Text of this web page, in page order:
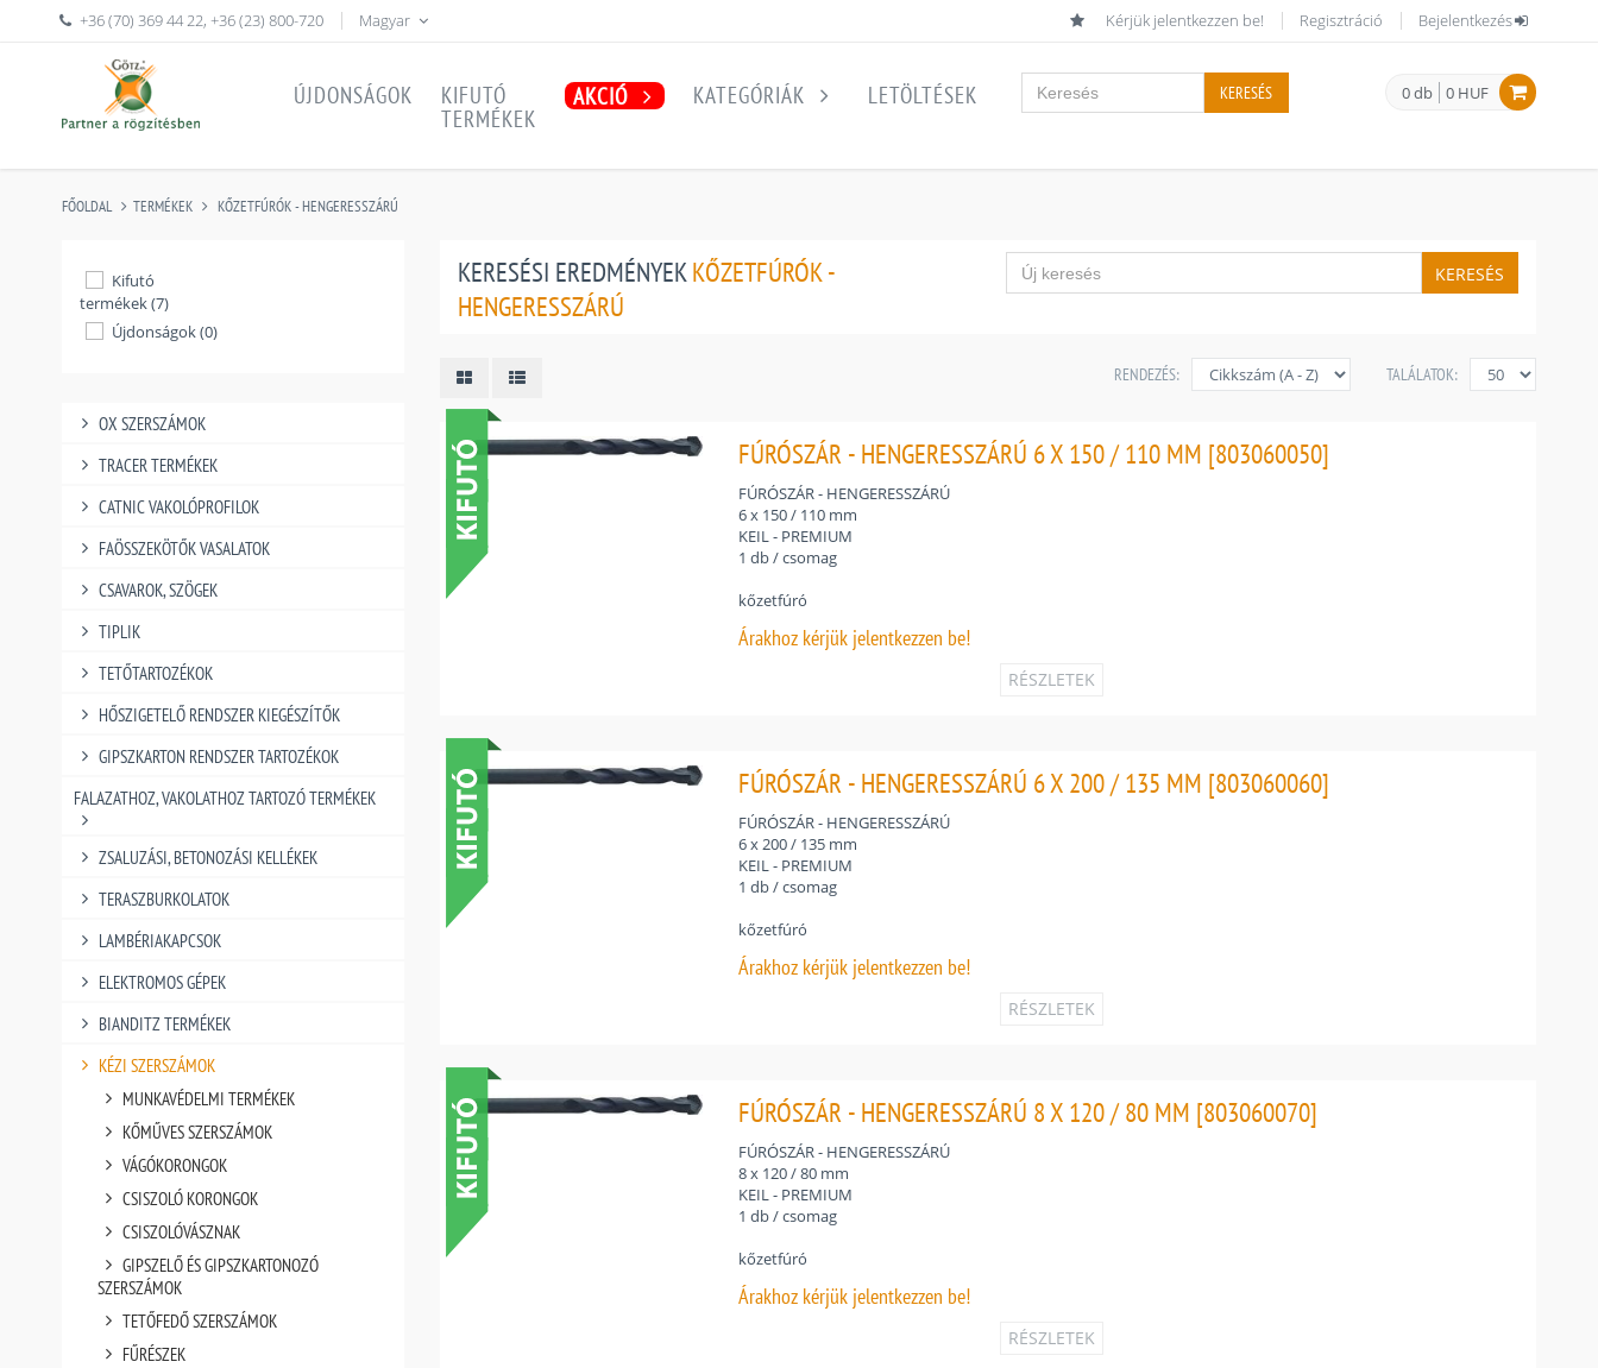
+36 (70) 369 44 22,+36 (23) 800-720 Magyar Kérjük jelentkezzen be! Regisztráció Bejelentkezés
0 db 0 HUF
ÚJDONSÁGOK
KIFUTÓ
TERMÉKEK
AKCIÓ KATEGÓRIÁK LETÖLTÉSEK KERESÉS
FŐOLDAL TERMÉKEK KŐZETFÚRÓK - HENGERESSZÁRÚ
Kifutó
termékek (7)
Újdonságok (0)
OX SZERSZÁMOK
TRACER TERMÉKEK
CATNIC VAKOLÓPROFILOK
FAÖSSZEKÖTŐK VASALATOK
CSAVAROK, SZÖGEK
TIPLIK
TETŐTARTOZÉKOK
HŐSZIGETELŐ RENDSZER KIEGÉSZÍTŐK
GIPSZKARTON RENDSZER TARTOZÉKOK
FALAZATHOZ, VAKOLATHOZ TARTOZÓ TERMÉKEK
ZSALUZÁSI, BETONOZÁSI KELLÉKEK
TERASZBURKOLATOK
LAMBÉRIAKAPCSOK
ELEKTROMOS GÉPEK
BIANDITZ TERMÉKEK
KÉZI SZERSZÁMOK
MUNKAVÉDELMI TERMÉKEK
KŐMŰVES SZERSZÁMOK
VÁGÓKORONGOK
CSISZOLÓ KORONGOK
CSISZOLÓVÁSZNAK
GIPSZELŐ ÉS GIPSZKARTONOZÓ
SZERSZÁMOK
TETŐFEDŐ SZERSZÁMOK
FŰRÉSZEK
KERESÉSI EREDMÉNYEKKŐZETFÚRÓK -
HENGERESSZÁRÚ
KERESÉS
TALÁLATOK:
RENDEZÉS:
FÚRÓSZÁR - HENGERESSZÁRÚ 6 X 150 / 110 MM [803060050]
FÚRÓSZÁR - HENGERESSZÁRÚ
6 x 150 / 110 mm
KEIL - PREMIUM
1 db / csomag
kőzetfúró
Árakhoz kérjük jelentkezzen be!
RÉSZLETEK
FÚRÓSZÁR - HENGERESSZÁRÚ 6 X 200 / 135 MM [803060060]
FÚRÓSZÁR - HENGERESSZÁRÚ
6 x 200 / 135 mm
KEIL - PREMIUM
1 db / csomag
kőzetfúró
Árakhoz kérjük jelentkezzen be!
RÉSZLETEK
FÚRÓSZÁR - HENGERESSZÁRÚ 8 X 120 / 80 MM [803060070]
FÚRÓSZÁR - HENGERESSZÁRÚ
8 x 120 / 80 mm
KEIL - PREMIUM
1 db / csomag
kőzetfúró
Árakhoz kérjük jelentkezzen be!
RÉSZLETEK